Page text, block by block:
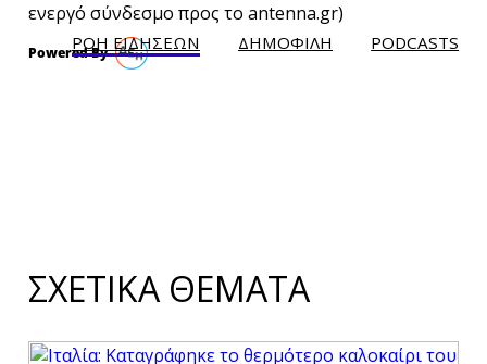
ενεργό σύνδεσμο προς το antenna.gr)
ΡΟΗ ΕΙΔΗΣΕΩΝ ΔΗΜΟΦΙΛH PODCASTS
ΣΧΕΤΙΚΑ ΘΕΜΑΤΑ